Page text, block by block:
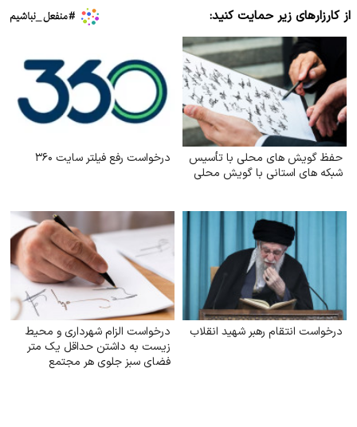
از کارزارهای زیر حمایت کنید:
حفظ گویش های محلی با تأسیس
شبکه های استانی با گویش محلی
درخواست رفع فیلتر سایت ۳۶۰
درخواست انتقام رهبر شهید انقلاب
درخواست الزام شهرداری و محیط
زیست به داشتن حداقل یک متر
فضای سبز جلوی هر مجتمع